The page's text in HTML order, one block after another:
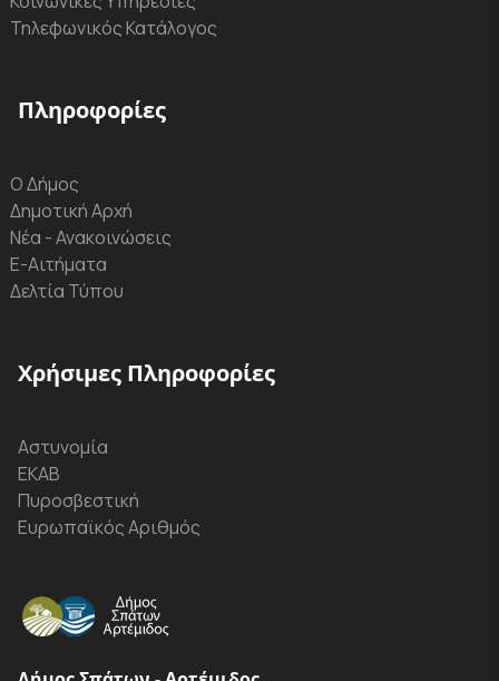
Τηλεφωνικός Κατάλογος
Πληροφορίες
Ο Δήμος
Δημοτική Αρχή
Νέα - Ανακοινώσεις
Ε-Αιτήματα
Δελτία Τύπου
Χρήσιμες Πληροφορίες
Αστυνομία
ΕΚΑΒ
Πυροσβεστική
Ευρωπαϊκός Αριθμός